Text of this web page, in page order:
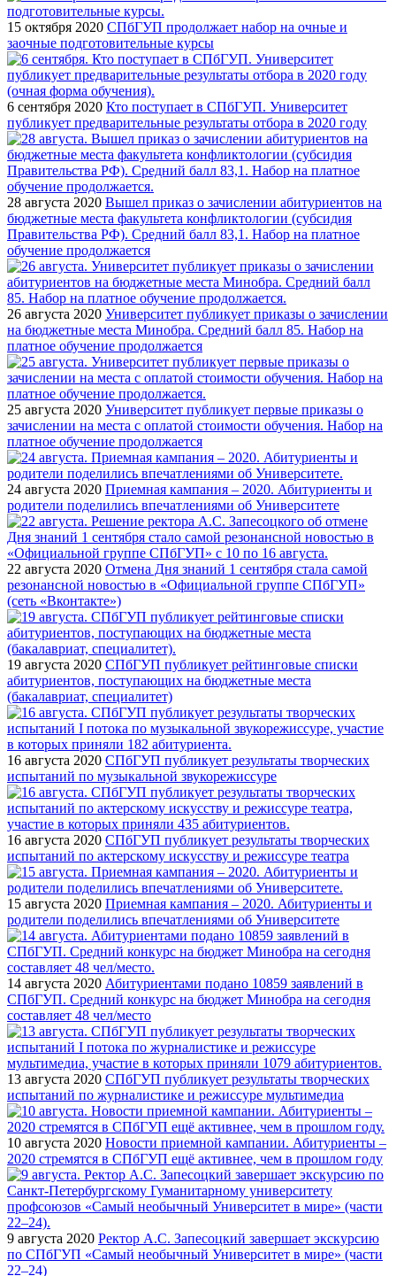
15 октября 2020 СПбГУП продолжает набор на очные и
заочные подготовительные курсы
6 сентября 2020 Кто поступает в СПбГУП. Университет
публикует предварительные результаты отбора в 2020 году
28 августа 2020 Вышел приказ о зачислении абитуриентов на
бюджетные места факультета конфликтологии (субсидия
Правительства РФ). Средний балл 83,1. Набор на платное
обучение продолжается
26 августа 2020 Университет публикует приказы о зачислении
на бюджетные места Минобра. Средний балл 85. Набор на
платное обучение продолжается
25 августа 2020 Университет публикует первые приказы о
зачислении на места с оплатой стоимости обучения. Набор на
платное обучение продолжается
24 августа 2020 Приемная кампания – 2020. Абитуриенты и
родители поделились впечатлениями об Университете
22 августа 2020 Отмена Дня знаний 1 сентября стала самой
резонансной новостью в «Официальной группе СПбГУП»
(сеть «Вконтакте»)
19 августа 2020 СПбГУП публикует рейтинговые списки
абитуриентов, поступающих на бюджетные места
(бакалавриат, специалитет)
16 августа 2020 СПбГУП публикует результаты творческих
испытаний по музыкальной звукорежиссуре
16 августа 2020 СПбГУП публикует результаты творческих
испытаний по актерскому искусству и режиссуре театра
15 августа 2020 Приемная кампания – 2020. Абитуриенты и
родители поделились впечатлениями об Университете
14 августа 2020 Абитуриентами подано 10859 заявлений в
СПбГУП. Средний конкурс на бюджет Минобра на сегодня
составляет 48 чел/место
13 августа 2020 СПбГУП публикует результаты творческих
испытаний по журналистике и режиссуре мультимедиа
10 августа 2020 Новости приемной кампании. Абитуриенты –
2020 стремятся в СПбГУП ещё активнее, чем в прошлом году
9 августа 2020 Ректор А.С. Запесоцкий завершает экскурсию
по СПбГУП «Самый необычный Университет в мире» (части
22–24)